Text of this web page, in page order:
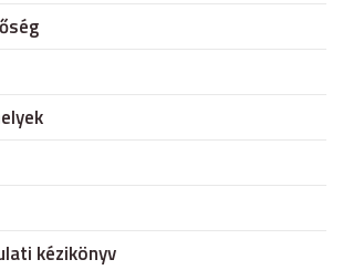
kézikönyv